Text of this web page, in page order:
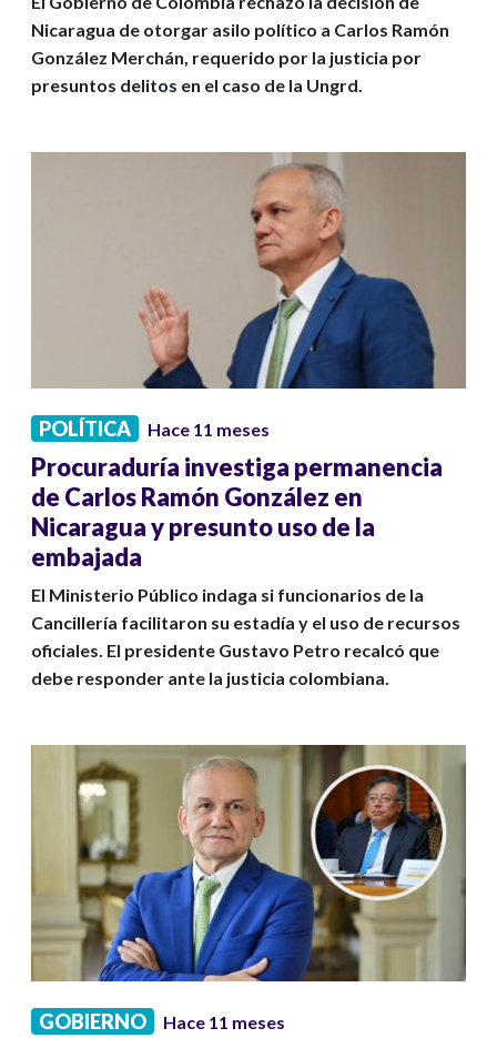
Nicaragua de otorgar asilo político a Carlos Ramón
González Merchán, requerido por la justicia por
presuntos delitos en el caso de la Ungrd.
POLÍTICA Hace 11 meses
Procuraduría investiga permanencia
de Carlos Ramón González en
Nicaragua y presunto uso de la
embajada
El Ministerio Público indaga si funcionarios de la
Cancillería facilitaron su estadía y el uso de recursos
oficiales. El presidente Gustavo Petro recalcó que
debe responder ante la justicia colombiana.
GOBIERNO Hace 11 meses